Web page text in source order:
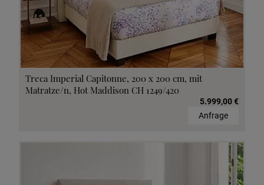
Treca Imperial Capitonne, 200 x 200 cm, mit
Matratze/n, Hot Maddison CH 1249/420
5.999,00 €
Anfrage